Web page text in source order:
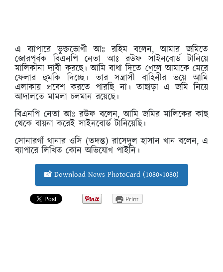
এ ব্যাপারে ভুক্তভোগী আঃ রহিম বলেন, আমার জমিতে
জোরপূর্বক বিএনপি নেতা আঃ রউফ সাইনবোর্ড টানিয়ে
মালিকানা দাবী করছে। আমি বাধা দিতে গেলে আমাকে মেরে
ফেলার হুমকি দিচ্ছে। তার সন্ত্রাসী বাহিনীর ভয়ে আমি
এলাকায় প্রবেশ করতে পারছি না। তাছাড়া এ জমি নিয়ে
আদালতে মামলা চলমান রয়েছে।
বিএনপি নেতা আঃ রউফ বলেন, আমি জমির মালিকের কাছ
থেকে বায়না করেই সাইনবোর্ড টানিয়েছি।
সোনারগাঁ থানার ওসি (তদন্ত) রাসেদুল হাসান খান বলেন, এ
ব্যাপারে লিখিত কোন অভিযোগ পাইনি।
📸 Download News PhotoCard (1080×1080)
Print